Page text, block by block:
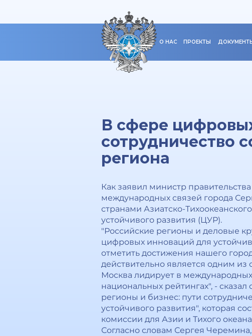
О НАС ПРОЕКТЫ
В сфере
сотрудничество
региона
Как заявил министр
международных связей города
странами Азиатско-
устойчивого развития (ЦУР).
"Российские регионы и деловые
цифровых инноваций для
отметить достижения нашего
действительно является одним
Москва лидирует в
национальных рейтингах", -
регионы и бизнес: пути
устойчивого развития", которая
комиссии для Азии и Тихого
Согласно словам Сергея